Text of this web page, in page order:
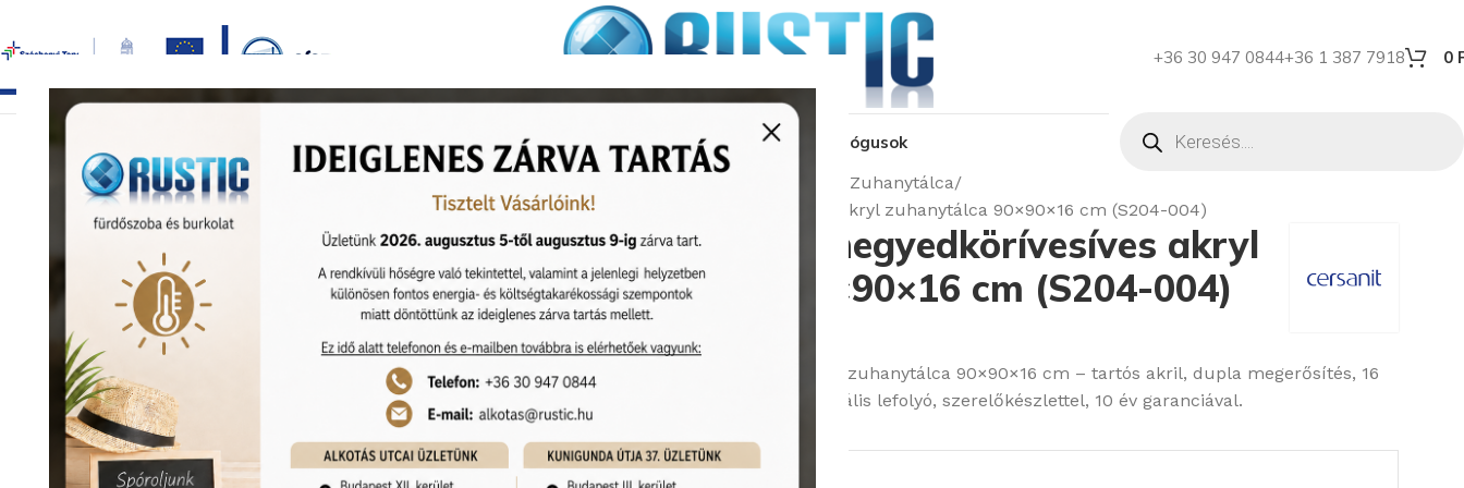
+36 30 947 0844+36 1 387 7918 0
termékek képgalériabemutatkozásüzleteink látványtervezés pályázat katalógusok
Íves Zuhanytálca
Cersanit TAKO negyedkörívesíves akryl zuhanytálca 90×90×16 cm (S204-004)
Cersanit TAKO negyedkörívesíves akryl
zuhanytálca 90×90×16 cm (S204-004)
Cikkszám:Cersanit/S204-004
Cersanit TAKO negyedköríves akril zuhanytálca 90×90×16 cm – tartós akril, dupla megerősítés, 16
cm magas profil, Ø90 mm univerzális lefolyó, szerelőkészlettel, 10 év garanciával.
51 030
Rendelhető (2-3 hét)